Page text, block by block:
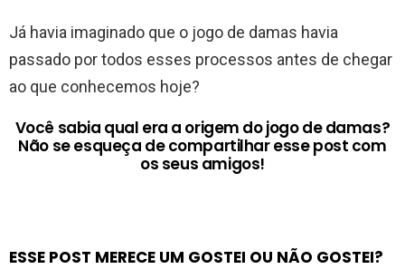
Já havia imaginado que o jogo de damas havia
passado por todos esses processos antes de chegar
ao que conhecemos hoje?
Você sabia qual era a origem do jogo de damas?
Não se esqueça de compartilhar esse post com
os seus amigos!
ESSE POST MERECE UM GOSTEI OU NÃO GOSTEI?